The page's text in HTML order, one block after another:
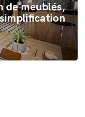
de meublés,
simplification